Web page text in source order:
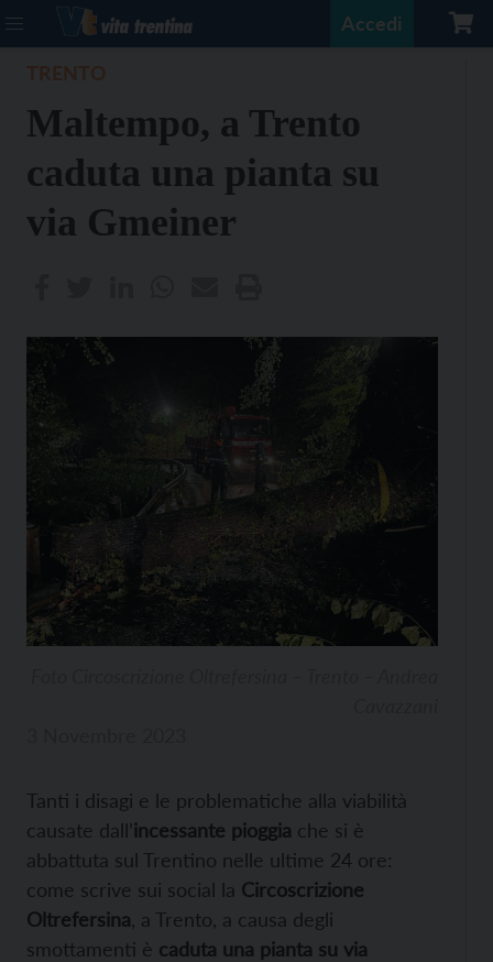
Accedi
Maltempo, a Trento
caduta una pianta su
via Gmeiner
Tanti i disagi e le problematiche alla viabilità
causate dall’incessante pioggia che si è
abbattuta sul Trentino nelle ultime 24 ore:
come scrive sui social la Circoscrizione
Oltrefersina , a Trento, a causa degli
smottamenti è caduta una pianta su via